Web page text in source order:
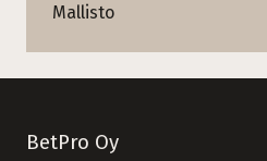
Mallisto
BetPro Oy